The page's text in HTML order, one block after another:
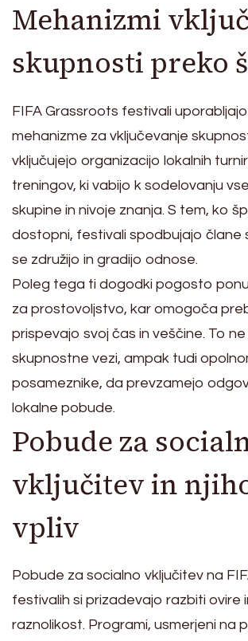
Mehanizmi
skupnosti preko
FIFA Grassroots festivali
mehanizme za vključevanje
vključujejo organizacijo lokalnih
treningov, ki vabijo k sodelovanju
skupine in nivoje znanja. S tem, ko
dostopni, festivali spodbujajo člane
se združijo in gradijo odnose.
Poleg tega ti dogodki pogosto
za prostovoljstvo, kar omogoča
prispevajo svoj čas in veščine. To ne
skupnostne vezi, ampak tudi
posameznike, da prevzamejo
lokalne pobude.
Pobude za
vključitev in
vpliv
Pobude za socialno vključitev na
festivalih si prizadevajo razbiti ovire
raznolikost. Programi, usmerjeni na